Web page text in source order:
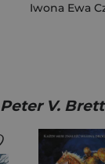
Peter V. Brett